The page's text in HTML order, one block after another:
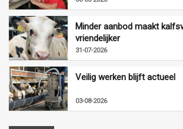
Minder aanbod maakt
vriendelijker
31-07-2026
Veilig werken blijft actueel
03-08-2026